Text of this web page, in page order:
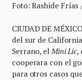
Foto: Rashide
CIUDAD DE
del sur de
Serrano, elMini Lic,
cooperara con el
para otros casos